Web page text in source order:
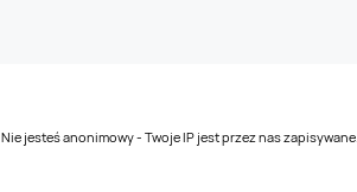
. Nie jesteś anonimowy - Twoje IP jest przez nas zapisywane.